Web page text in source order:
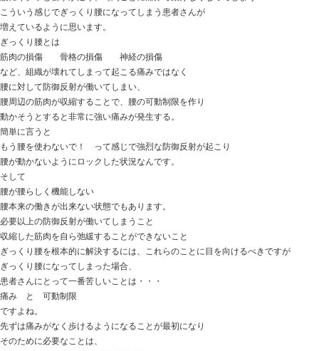
おはようございます
ときた整骨院
https://tokitaseikotsuin.com/ です。
ガスヒーターをつけると
こうなります（笑）
やっぱり暖かいのが好きみたい
今日の話は
【ぎっくり腰】ツライ痛みから直ぐに解放されるために
立春を迎えましたが、
まだまだ寒い日が続いております。
気温が低いと筋肉が収縮しこわばってしまい、
カラダに十分な血流がめぐっていない朝などに
洗面 台所仕事 着替えなどの動作の時に
腰にギクッと衝撃が走り、時間ごとに痛みで動けなくな